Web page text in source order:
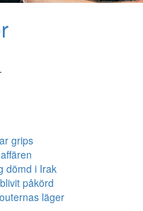
grips
dömd i Irak
påkörd
läger